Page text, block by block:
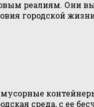
реалиям. Они
городской
среда, с ее